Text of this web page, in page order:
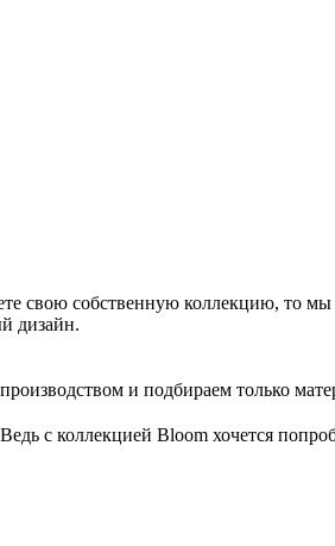
свою собственную коллекцию, то
дизайн.
и подбираем только
с коллекцией Bloom хочется